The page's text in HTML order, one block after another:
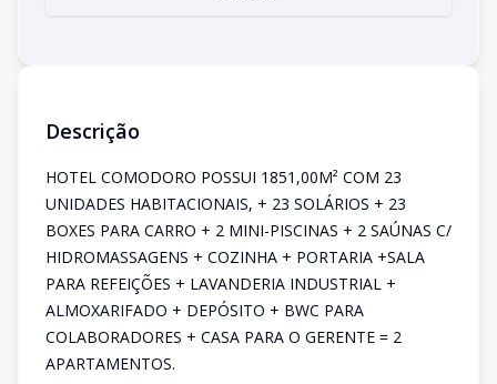
Descrição
HOTEL COMODORO POSSUI 1851,00M² COM 23
UNIDADES HABITACIONAIS, + 23 SOLÁRIOS + 23
BOXES PARA CARRO + 2 MINI-PISCINAS + 2 SAÚNAS C/
HIDROMASSAGENS + COZINHA + PORTARIA +SALA
PARA REFEIÇÕES + LAVANDERIA INDUSTRIAL +
ALMOXARIFADO + DEPÓSITO + BWC PARA
COLABORADORES + CASA PARA O GERENTE = 2
APARTAMENTOS.